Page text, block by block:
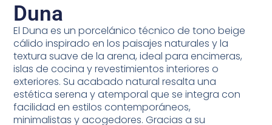
Duna
El Duna es un porcelánico técnico de tono beige
cálido inspirado en los paisajes naturales y la
textura suave de la arena, ideal para encimeras,
islas de cocina y revestimientos interiores o
exteriores. Su acabado natural resalta una
estética serena y atemporal que se integra con
facilidad en estilos contemporáneos,
minimalistas y acogedores. Gracias a su